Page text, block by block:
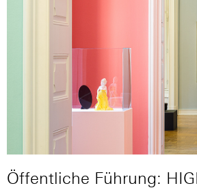
Öffentliche Führung: